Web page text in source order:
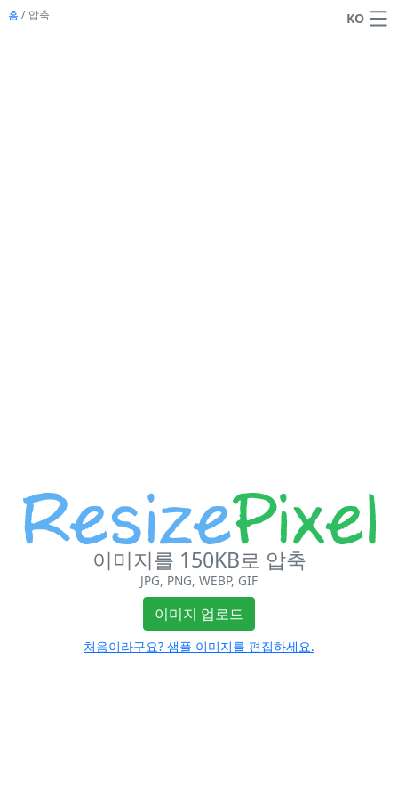
홈 / 압축 KO
이미지를 150KB로 압축
JPG, PNG, WEBP, GIF
이미지 업로드
처음이라구요? 샘플 이미지를 편집하세요.